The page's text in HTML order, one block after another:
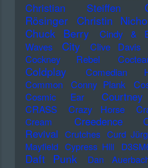
Christian Steiffen
Rösinger
Christin
Chuck Berry Cindy &
Waves
City Clive Davis
Cockney Rebel
Coldplay
Comedian
Common
Conny Plank
Cosmic Ear
CRASS Crazy Horse
Cream
Creedence
Revival
Crutches Curd
Mayfield Cypress Hill
Daft Punk Dan